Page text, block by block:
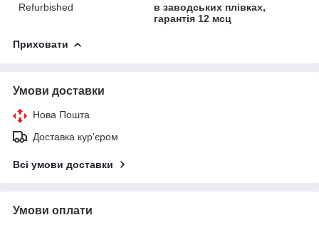
Refurbished
в заводських плівках,
гарантія 12 мсц
Приховати
Умови доставки
Нова Пошта
Доставка кур'єром
Всі умови доставки
Умови оплати